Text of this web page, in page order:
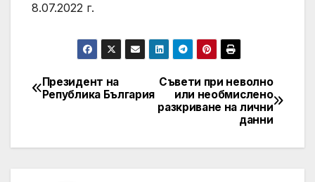
8.07.2022 г.
Post
Съвети при неволно
или необмислено
разкриване на лични
данни
Президент на
Република България